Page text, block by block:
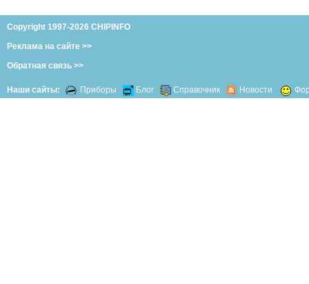
Copyright 1997-2026 CHIPINFO
Реклама на сайте >>
Обратная связь >>
Наши сайты: Приборы Блог Справочник Новости